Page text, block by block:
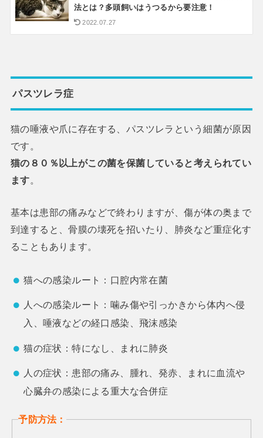
法とは？多頭飼いはうつるから要注意！
2022.07.27
パスツレラ症
猫の唾液や爪に存在する、パスツレラという細菌が原因
です。
猫の８０％以上がこの菌を保菌していると考えられてい
ます。
基本は患部の痛みなどで終わりますが、傷が体の奥まで
到達すると、骨膜の壊死を招いたり、肺炎など重症化す
ることもあります。
猫への感染ルート：口腔内常在菌
人への感染ルート：噛み傷や引っかきから体内へ侵
入、唾液などの経口感染、飛沫感染
猫の症状：特になし、まれに肺炎
人の症状：患部の痛み、腫れ、発赤、まれに血流や
心臓弁の感染による重大な合併症
予防方法：